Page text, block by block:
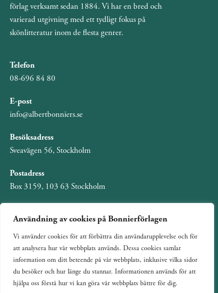
Användning av cookies på Bonnierförlagen
Vi använder cookies för att förbättra din användarupplevelse och för
att analysera hur vår webbplats används. Dessa cookies samlar
information om ditt beteende på vår webbplats, inklusive vilka sidor
du besöker och hur länge du stannar. Informationen används för att
hjälpa oss förstå hur vi kan göra vår webbplats bättre för dig.
förlag verksamt sedan 1884. Vi har en bred och
varierad utgivning med ett tydligt fokus på
skönlitteratur inom de flesta genrer.
Telefon
08-696 84 80
E-post
info@albertbonniers.se
Besöksadress
Sveavägen 56, Stockholm
Postadress
Box 3159, 103 63 Stockholm
Om Bonnierförlagen
Cookies
Integritetspolicy